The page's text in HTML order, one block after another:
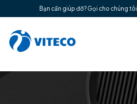
Bạn cần giúp đỡ? Gọi cho chúng tôi